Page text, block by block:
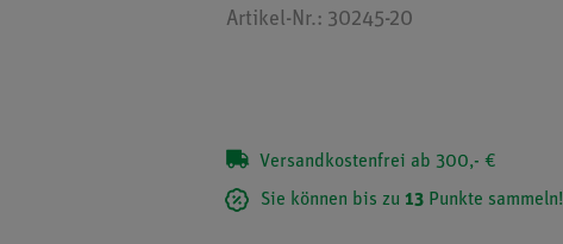
Artikel-Nr.: 30245-20
Versandkostenfrei ab 300,- €
Sie können bis zu 13 Punkte sammeln!